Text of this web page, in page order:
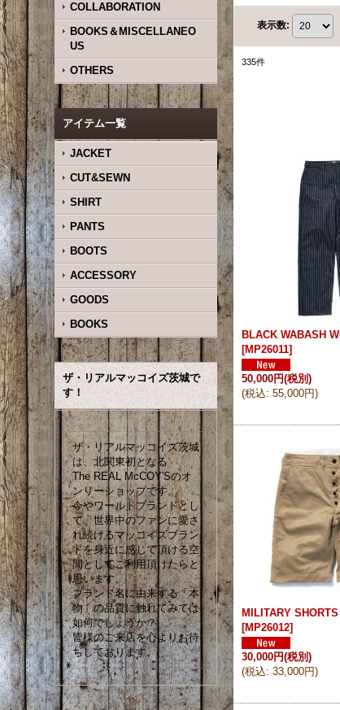
COLLABORATION
BOOKS＆MISCELLANEO
US
OTHERS
アイテム一覧
JACKET
CUT&SEWN
SHIRT
PANTS
BOOTS
ACCESSORY
GOODS
BOOKS
ザ・リアルマッコイズ茨城で
す！
ザ・リアルマッコイズ茨城
は、北関東初となる
The REAL McCOY'Sのオ
ンリーショップです。
今やワールドブランドとし
て、世界中のファンに愛さ
れ続けるマッコイズブラン
ドを身近に感じて頂ける空
間としてご利用頂けたらと
思います。
ブランド名に由来する「本
物」の品質に触れてみては
如何でしょうか？
皆様のご来店を心よりお待
ちしております。
表示数:
335件
BLACK WABASH
[MP26011]
50,000円(税別)
(税込: 55,000円)
MILITARY
[MP26012]
30,000円(税別)
(税込: 33,000円)